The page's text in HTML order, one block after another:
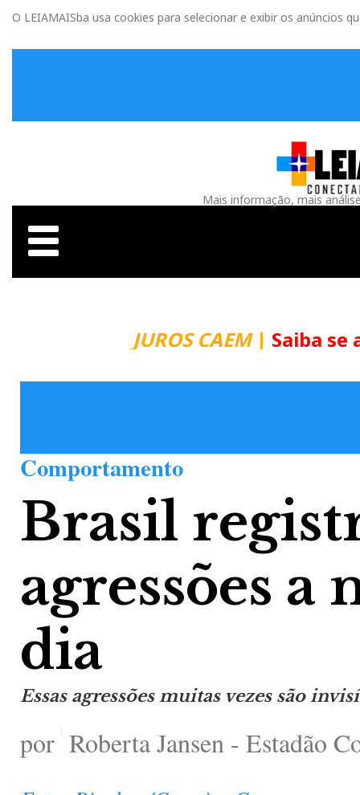
O LEIAMAISba usa cookies para selecionar e exibir os anúncios
Mais informação, mais
JUROS CAEM| Saiba se
Comportamento
Brasil
agressões a
dia
Essas agressões muitas vezes são
por Roberta Jansen - Estadão